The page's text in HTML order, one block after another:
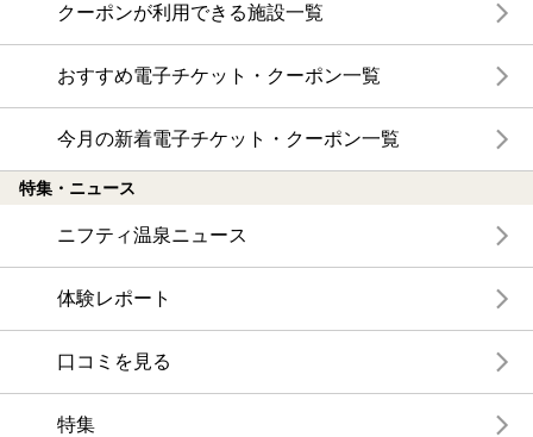
クーポンが利用できる施設一覧
おすすめ電子チケット・クーポン一覧
今月の新着電子チケット・クーポン一覧
特集・ニュース
ニフティ温泉ニュース
体験レポート
口コミを見る
特集